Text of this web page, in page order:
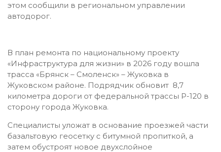
этом сообщили в региональном управлении
автодорог.
В план ремонта по национальному проекту
«Инфраструктура для жизни» в 2026 году вошла
трасса «Брянск – Смоленск» – Жуковка в
Жуковском районе. Подрядчик обновит 8,7
километра дороги от федеральной трассы Р-120 в
сторону города Жуковка.
Специалисты уложат в основание проезжей части
базальтовую геосетку с битумной пропиткой, а
затем обустроят новое двухслойное